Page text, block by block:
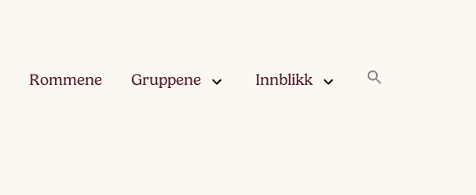
Rommene Gruppene Innblikk